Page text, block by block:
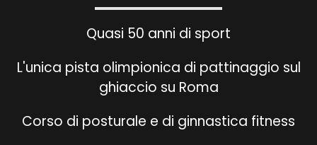
Quasi 50 anni di sport
L'unica pista olimpionica di pattinaggio sul
ghiaccio su Roma
Corso di posturale e di ginnastica fitness